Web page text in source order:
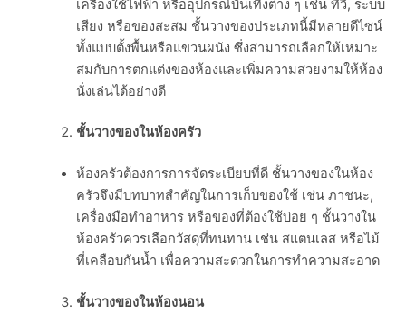
เครื่องใช้ไฟฟ้า หรืออุปกรณ์บันเทิงต่าง ๆ เช่น ทีวี, ระบบ
เสียง หรือของสะสม ชั้นวางของประเภทนี้มีหลายดีไซน์
ทั้งแบบตั้งพื้นหรือแขวนผนัง ซึ่งสามารถเลือกให้เหมาะ
สมกับการตกแต่งของห้องและเพิ่มความสวยงามให้ห้อง
นั่งเล่นได้อย่างดี
ชั้นวางของในห้องครัว
ห้องครัวต้องการการจัดระเบียบที่ดี ชั้นวางของในห้อง
ครัวจึงมีบทบาทสำคัญในการเก็บของใช้ เช่น ภาชนะ,
เครื่องมือทำอาหาร หรือของที่ต้องใช้บ่อย ๆ ชั้นวางใน
ห้องครัวควรเลือกวัสดุที่ทนทาน เช่น สแตนเลส หรือไม้
ที่เคลือบกันน้ำ เพื่อความสะดวกในการทำความสะอาด
ชั้นวางของในห้องนอน